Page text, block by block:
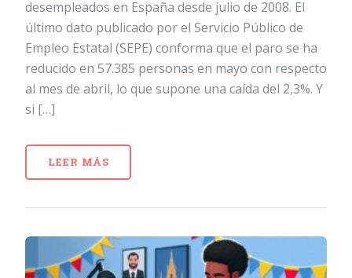
desempleados en España desde julio de 2008. El
último dato publicado por el Servicio Público de
Empleo Estatal (SEPE) conforma que el paro se ha
reducido en 57.385 personas en mayo con respecto
al mes de abril, lo que supone una caída del 2,3%. Y
si […]
LEER MÁS